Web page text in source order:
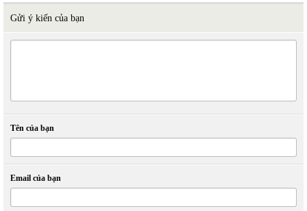
Gửi ý kiến của bạn
Tên của bạn
Email của bạn